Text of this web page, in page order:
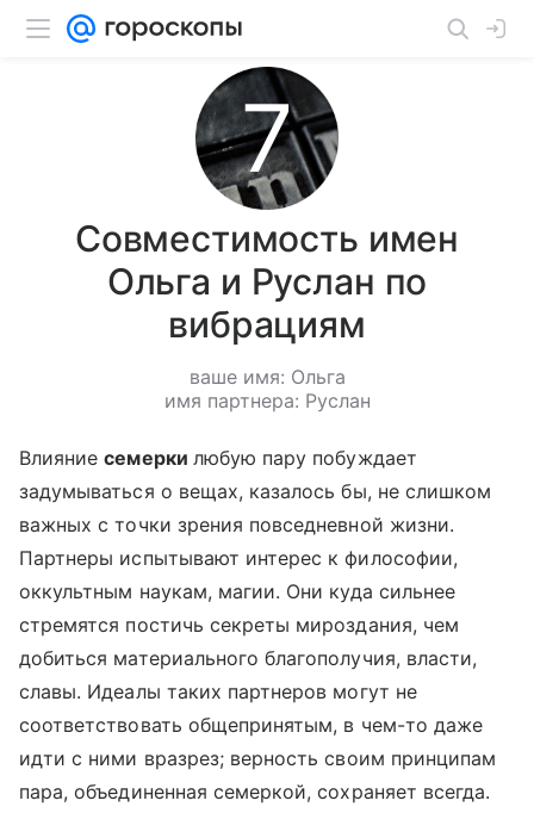
Совместимость имен
Ольга и Руслан по
вибрациям
ваше имя: Ольга
имя партнера: Руслан
Влияниесемерки любую пару побуждает
задумываться о вещах, казалось бы, не слишком
важных с точки зрения повседневной жизни.
Партнеры испытывают интерес к философии,
оккультным наукам, магии. Они куда сильнее
стремятся постичь секреты мироздания, чем
добиться материального благополучия, власти,
славы. Идеалы таких партнеров могут не
соответствовать общепринятым, в чем-то даже
идти с ними вразрез; верность своим принципам
пара, объединенная семеркой, сохраняет всегда.